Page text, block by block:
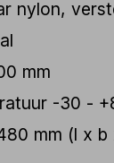
nylon,
mm
-30 -
mm (l x b